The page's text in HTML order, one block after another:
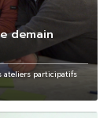
demain
ateliers participatifs